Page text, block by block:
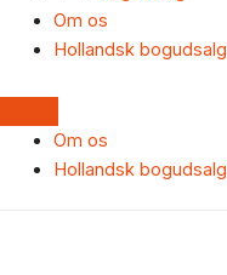
Om os
Hollandsk bogudsalg
Om os
Hollandsk bogudsalg